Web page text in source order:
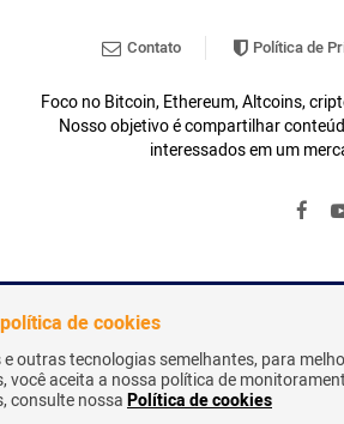
Contato Política de
Foco no Bitcoin, Ethereum, Altcoins,
Nosso objetivo é compartilhar
interessados em um
de cookies
outras tecnologias semelhantes, para
você aceita a nossa política de
consulte nossaPolítica de cookies